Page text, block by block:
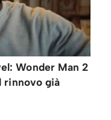
Wonder Man 2
rinnovo già